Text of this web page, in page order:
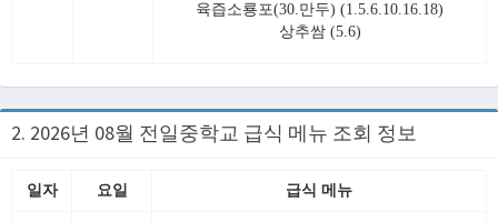
육즙소룡포(30.만두) (1.5.6.10.16.18)
상추쌈 (5.6)
2. 2026년 08월 전일중학교 급식 메뉴 조회 정보
일자 요일 급식 메뉴